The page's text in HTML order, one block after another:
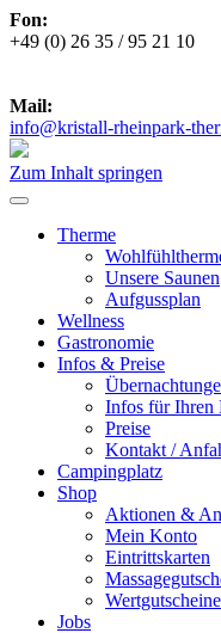
Fon:
+49 (0) 26 35 / 95 21 10
Mail:
info@kristall-rheinpark-
Zum Inhalt springen
Therme
Unsere Saunen
Aufgussplan
Wellness
Gastronomie
Infos & Preise
Infos für Ihren
Preise
Kontakt /
Campingplatz
Shop
Aktionen &
Mein Konto
Eintrittskarten
Wertgutscheine
Jobs